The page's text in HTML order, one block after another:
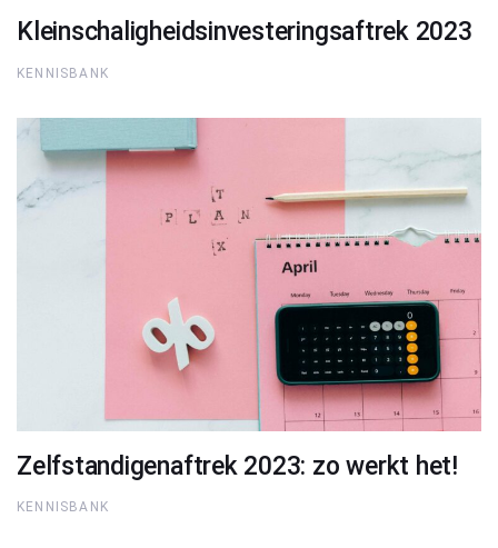
Kleinschaligheidsinvesteringsaftrek 2023
KENNISBANK
Zelfstandigenaftrek 2023: zo werkt het!
KENNISBANK